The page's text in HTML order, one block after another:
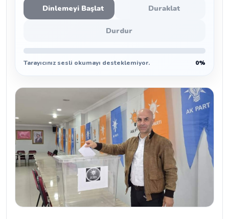
Dinlemeyi Başlat Duraklat
Durdur
Tarayıcınız sesli okumayı desteklemiyor. 0%